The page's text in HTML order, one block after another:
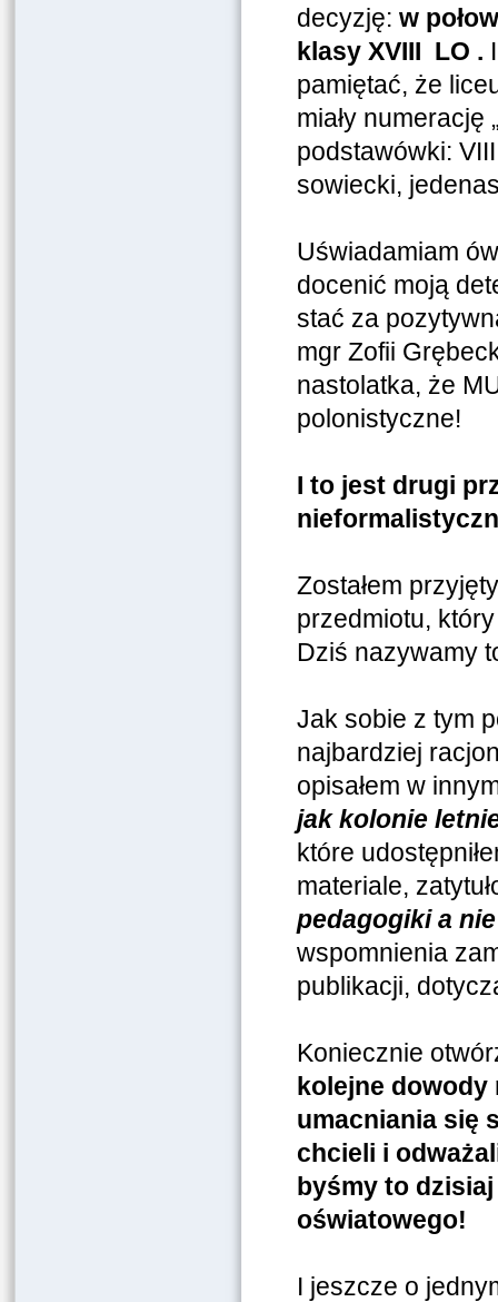
decyzję: w
klasy XVIII LO .
pamiętać, że
miały numerację
podstawówki:
sowiecki,
Uświadamiam
docenić moją
stać za
mgr Zofii
nastolatka, że
polonistyczne!
I to jest drugi
Zostałem
przedmiotu,
Dziś nazywamy
Jak sobie z tym
najbardziej
opisałem w
jak kolonie
które
materiale,
pedagogiki a
wspomnienia
publikacji,
Koniecznie
kolejne dowody
umacniania się
chcieli i
byśmy to
oświatowego!
I jeszcze o